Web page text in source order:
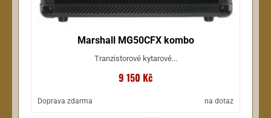
Marshall MG50CFX kombo
Tranzistorové kytarové...
9 150 Kč
Doprava zdarma na dotaz